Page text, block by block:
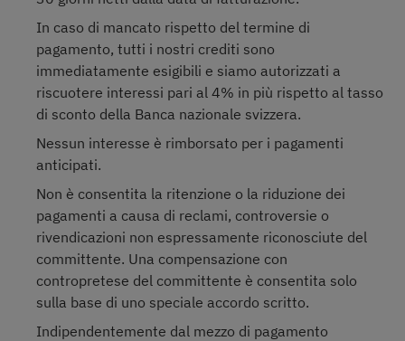
In caso di mancato rispetto del termine di
pagamento, tutti i nostri crediti sono
immediatamente esigibili e siamo autorizzati a
riscuotere interessi pari al 4% in più rispetto al tasso
di sconto della Banca nazionale svizzera.
Nessun interesse è rimborsato per i pagamenti
anticipati.
Non è consentita la ritenzione o la riduzione dei
pagamenti a causa di reclami, controversie o
rivendicazioni non espressamente riconosciute del
committente. Una compensazione con
contropretese del committente è consentita solo
sulla base di uno speciale accordo scritto.
Indipendentemente dal mezzo di pagamento